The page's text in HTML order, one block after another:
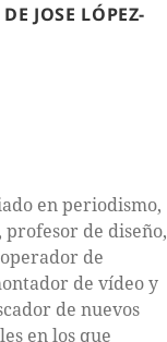
JOSE LÓPEZ-
en periodismo,
profesor de diseño,
de
de vídeo y
de nuevos
en los que